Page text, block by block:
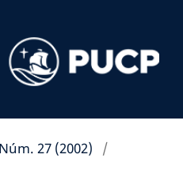
Núm. 27 (2002)
/